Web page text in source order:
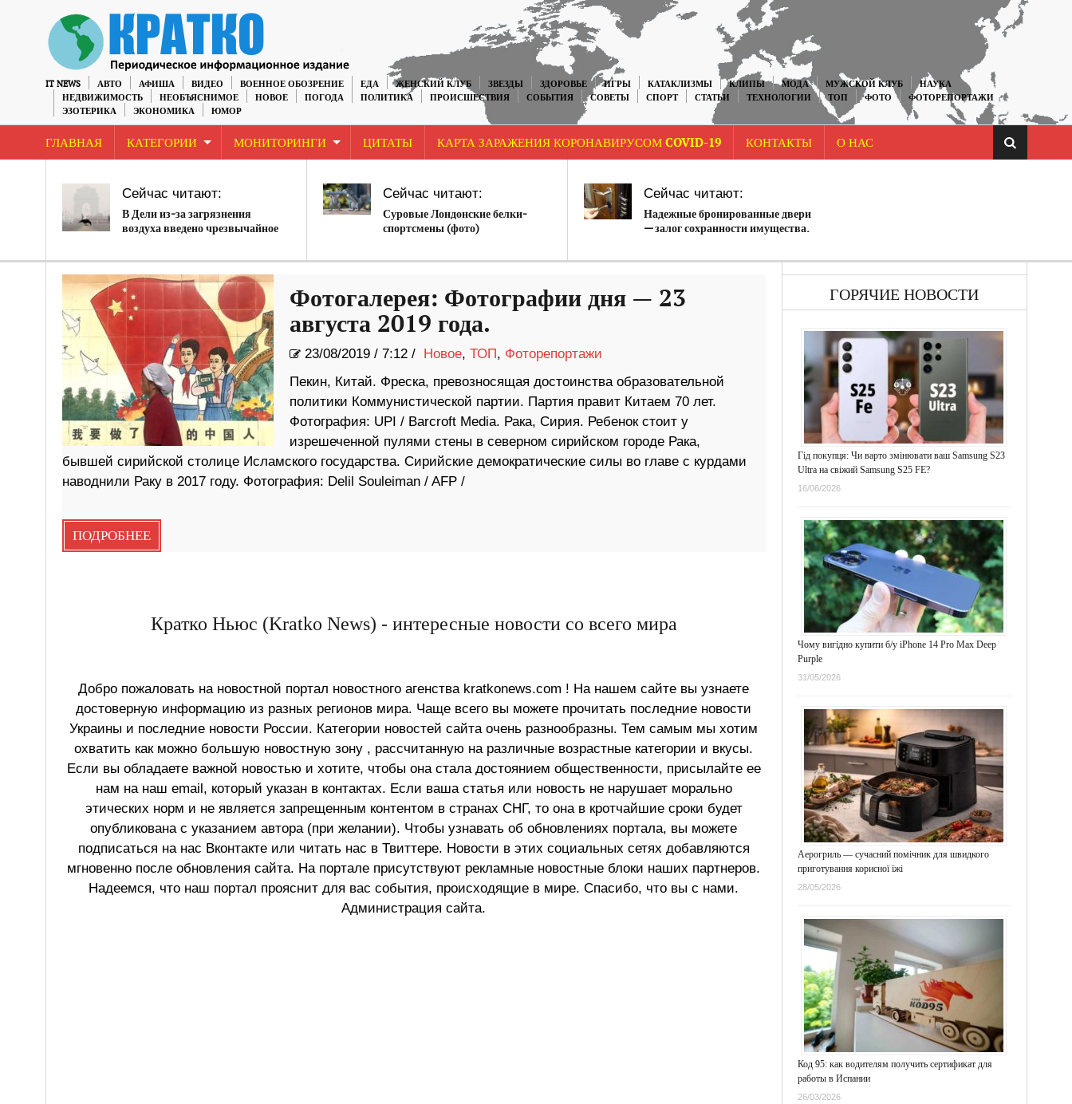
IT NEWS АВТО АФИША ВИДЕО ВОЕННОЕ ОБОЗРЕНИЕ ЕДА ЖЕНСКИЙ КЛУБ ЗВЕЗДЫ ЗДОРОВЬЕ ИГРЫ КАТАКЛИЗМЫ КЛИПЫ МОДА МУЖСКОЙ КЛУБ
НАУКА
НЕДВИЖИМОСТЬ
НЕОБЪЯСНИМОЕ НОВОЕ ПОГОДА ПОЛИТИКА ПРОИСШЕСТВИЯ СОБЫТИЯ СОВЕТЫ СПОРТ СТАТЬИ ТЕХНОЛОГИИ ТОП ФОТО
ФОТОРЕПОРТАЖИ
ЭЗОТЕРИКА
ЭКОНОМИКА ЮМОР
ГЛАВНАЯ КАТЕГОРИИ МОНИТОРИНГИ ЦИТАТЫ КАРТА ЗАРАЖЕНИЯ КОРОНАВИРУСОМ COVID-19 КОНТАКТЫ О НАС
Сейчас читают:
В Дели из-за загрязнения
воздуха введено чрезвычайное
Сейчас читают:
Суровые Лондонские белки-
спортсмены (фото)
Сейчас читают:
Надежные бронированные двери
— залог сохранности имущества.
Фотогалерея: Фотографии дня — 23
августа 2019 года.
23/08/2019/ 7:12 / Новое, ТОП, Фоторепортажи
Пекин, Китай. Фреска, превозносящая достоинства образовательной
политики Коммунистической партии. Партия правит Китаем 70 лет.
Фотография: UPI / Barcroft Media. Рака, Сирия. Ребенок стоит у
изрешеченной пулями стены в северном сирийском городе Рака,
бывшей сирийской столице Исламского государства. Сирийские демократические силы во главе с курдами
наводнили Раку в 2017 году. Фотография: Delil Souleiman / AFP /
ПОДРОБНЕЕ
Кратко Ньюс (Kratko News) - интересные новости со всего мира
Добро пожаловать на новостной портал новостного агенства kratkonews.com ! На нашем сайте вы узнаете
достоверную информацию из разных регионов мира. Чаще всего вы можете прочитать последние новости
Украины и последние новости России. Категории новостей сайта очень разнообразны. Тем самым мы хотим
охватить как можно большую новостную зону , рассчитанную на различные возрастные категории и вкусы.
Если вы обладаете важной новостью и хотите, чтобы она стала достоянием общественности, присылайте ее
нам на наш email, который указан в контактах. Если ваша статья или новость не нарушает морально
этических норм и не является запрещенным контентом в странах СНГ, то она в кротчайшие сроки будет
опубликована с указанием автора (при желании). Чтобы узнавать об обновлениях портала, вы можете
подписаться на нас Вконтакте или читать нас в Твиттере. Новости в этих социальных сетях добавляются
мгновенно после обновления сайта. На портале присутствуют рекламные новостные блоки наших партнеров.
Надеемся, что наш портал прояснит для вас события, происходящие в мире. Спасибо, что вы с нами.
Администрация сайта.
ГОРЯЧИЕ НОВОСТИ
Гід покупця: Чи варто змінювати ваш Samsung S23
Ultra на свіжий Samsung S25 FE?
16/06/2026
Чому вигідно купити б/у iPhone 14 Pro Max Deep
Purple
31/05/2026
Аерогриль — сучасний помічник для швидкого
приготування корисної їжі
28/05/2026
Код 95: как водителям получить сертификат для
работы в Испании
26/03/2026